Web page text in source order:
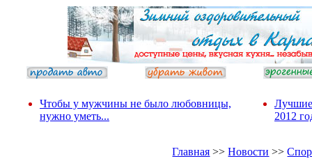
Чтобы у мужчины не было любовницы,
нужно уметь...
Лучшие
2012
Главная >>Новости >>